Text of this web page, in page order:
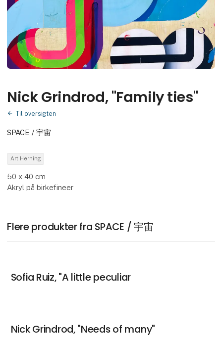
Nick Grindrod, "Family ties"
Til oversigten
SPACE / 宇宙
Art Herning
50 x 40 cm
Akryl på birkefineer
Flere produkter fra SPACE / 宇宙
Sofia Ruiz, "A little peculiar
Nick Grindrod, "Needs of many"